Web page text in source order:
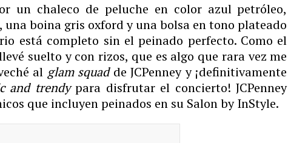
un chaleco de peluche en color azul petróleo,
una boina gris oxford y una bolsa en tono plateado
está completo sin el peinado perfecto. Como el
suelto y con rizos, que es algo que rara vez me
al glam squadde JCPenney y ¡definitivamente
and trendypara disfrutar el concierto! JCPenney
que incluyen peinados en su Salon by InStyle.